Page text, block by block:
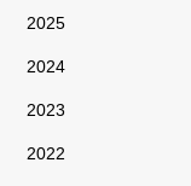
2025
2024
2023
2022